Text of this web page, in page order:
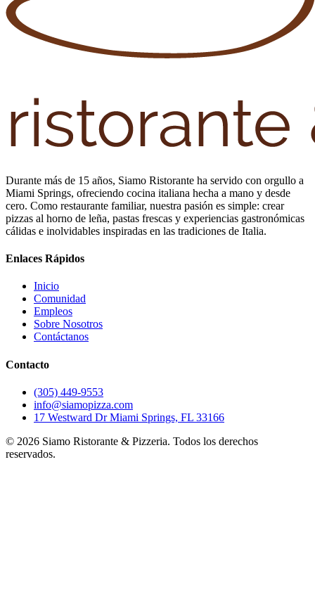
Durante más de 15 años, Siamo Ristorante ha servido con orgullo a
Miami Springs, ofreciendo cocina italiana hecha a mano y desde
cero. Como restaurante familiar, nuestra pasión es simple: crear
pizzas al horno de leña, pastas frescas y experiencias gastronómicas
cálidas e inolvidables inspiradas en las tradiciones de Italia.
Enlaces Rápidos
Inicio
Comunidad
Empleos
Sobre Nosotros
Contáctanos
Contacto
(305) 449-9553
info@siamopizza.com
17 Westward Dr Miami Springs, FL 33166
© 2026 Siamo Ristorante & Pizzeria. Todos los derechos
reservados.